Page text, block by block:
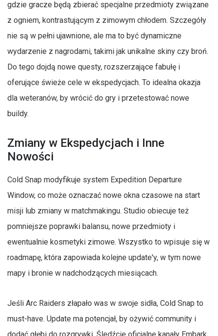
gdzie gracze będą zbierać specjalne przedmioty związane
z ogniem, kontrastującym z zimowym chłodem. Szczegóły
nie są w pełni ujawnione, ale ma to być dynamiczne
wydarzenie z nagrodami, takimi jak unikalne skiny czy broń.
Do tego dojdą nowe questy, rozszerzające fabułę i
oferujące świeże cele w ekspedycjach. To idealna okazja
dla weteranów, by wrócić do gry i przetestować nowe
buildy.
Zmiany w Ekspedycjach i Inne
Nowości
Cold Snap modyfikuje system Expedition Departure
Window, co może oznaczać nowe okna czasowe na start
misji lub zmiany w matchmakingu. Studio obiecuje też
pomniejsze poprawki balansu, nowe przedmioty i
ewentualnie kosmetyki zimowe. Wszystko to wpisuje się w
roadmapę, która zapowiada kolejne update'y, w tym nowe
mapy i bronie w nadchodzących miesiącach.
Jeśli Arc Raiders złapało was w swoje sidła, Cold Snap to
must-have. Update ma potencjał, by ożywić community i
dodać głębi do rozgrywki. Śledźcie oficjalne kanały Embark,